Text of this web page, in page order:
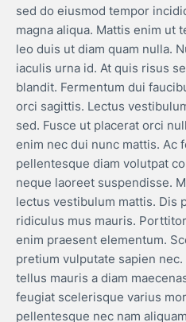
sed do eiusmod tempor
magna aliqua. Mattis enim ut
leo duis ut diam quam nulla.
iaculis urna id. At quis risus
blandit. Fermentum dui
orci sagittis. Lectus
sed. Fusce ut placerat orci
enim nec dui nunc mattis. Ac
pellentesque diam volutpat
neque laoreet suspendisse.
lectus vestibulum mattis. Dis
ridiculus mus mauris.
enim praesent elementum.
pretium vulputate sapien
tellus mauris a diam
feugiat scelerisque varius
pellentesque nec nam